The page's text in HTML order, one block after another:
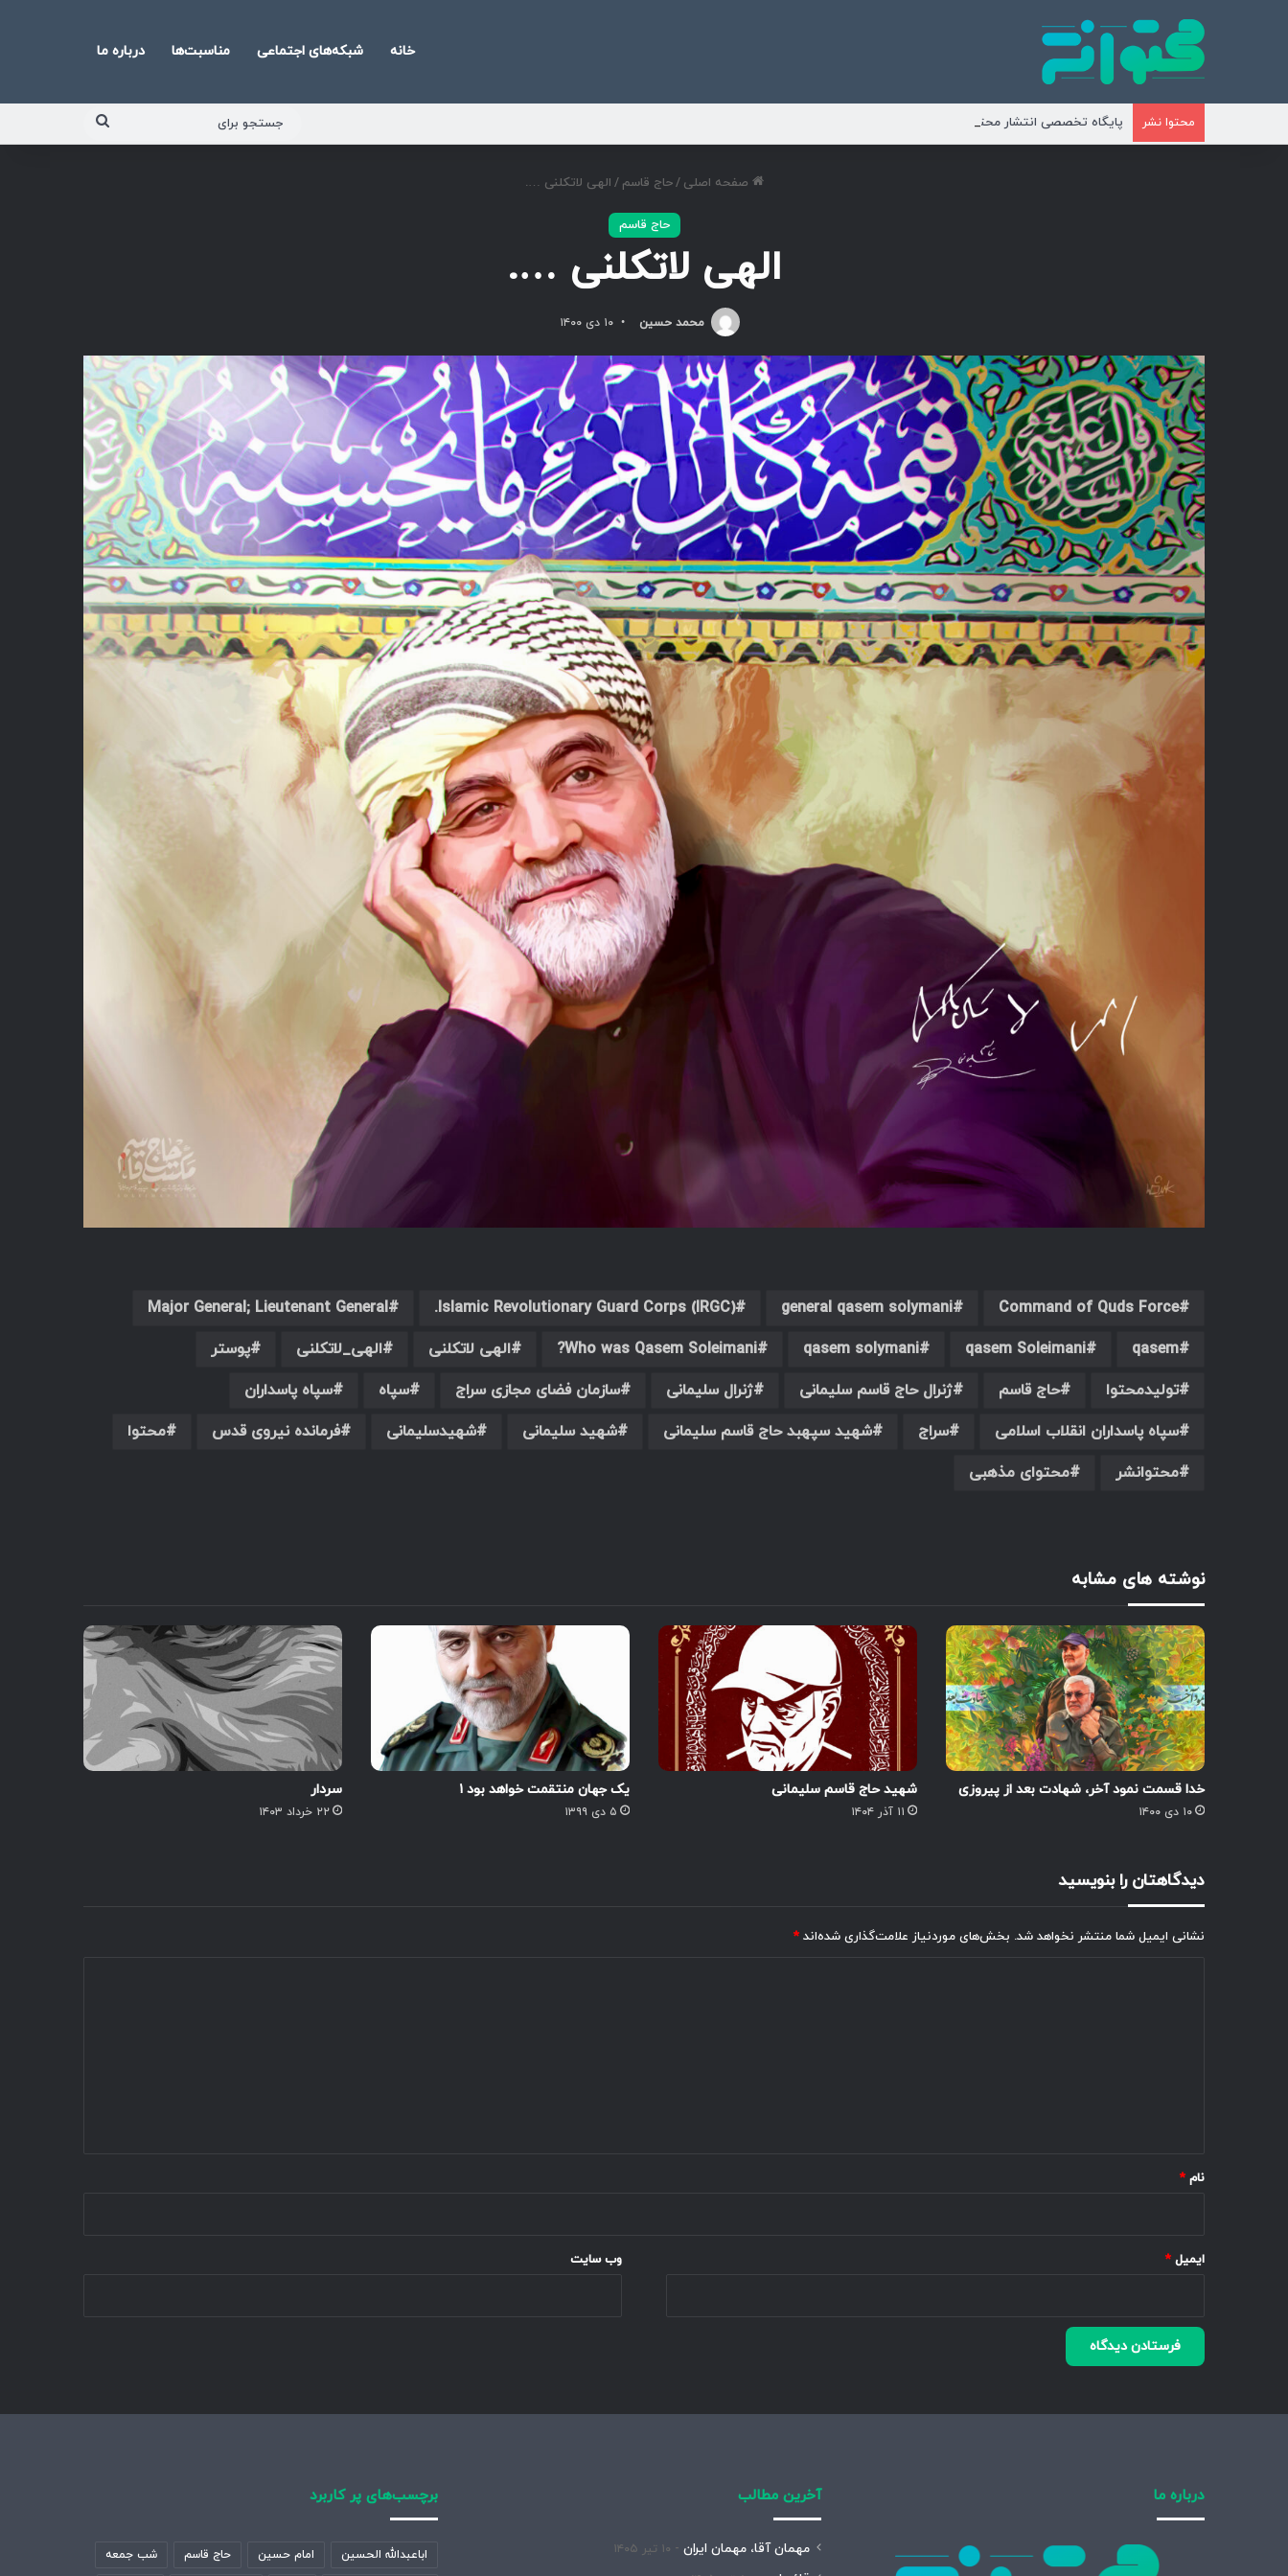
خانه شبکه‌های اجتماعی مناسبت‌ها درباره ما
محتوا نشر پایگاه تخصصی انتشار محتوای مناسبتی و موضوعی
صفحه اصلی /حاج قاسم / الهی لاتکلنی ….
حاج قاسم
الهی لاتکلنی ….
محمد حسین ۱۰ دی ۱۴۰۰
Command of Quds Force
general qasem solymani
Islamic Revolutionary Guard Corps (IRGC).
Major General; ‎Lieutenant General
qasem
qasem Soleimani
qasem solymani
Who was Qasem Soleimani? الهی لاتکلنی الهی_لاتکلنی
پوستر
تولیدمحتوا
حاج قاسم ژنرال حاج قاسم سلیمانی ژنرال سلیمانی سازمان فضای مجازی سراج سپاه
سپاه پاسداران
سپاه پاسداران انقلاب اسلامی
سراج شهید سپهبد حاج قاسم سلیمانی شهید سلیمانی شهیدسلیمانی فرمانده نیروی قدس
محتوا
محتوانشر
محتوای مذهبی
نوشته های مشابه
خدا قسمت نمود آخر، شهادت بعد از پیروزی
۱۰ دی ۱۴۰۰
شهید حاج قاسم سلیمانی
۱۱ آذر ۱۴۰۴
یک جهان منتقمت خواهد بود ۱
۵ دی ۱۳۹۹
سردار
۲۲ خرداد ۱۴۰۳
دیدگاهتان را بنویسید
نشانی ایمیل شما منتشر نخواهد شد. بخش‌های موردنیاز علامت‌گذاری شده‌اند *
نام *
ایمیل * وب‌ سایت
درباره ما آخرین مطالب
مهمان آقا، مهمان ایران ۱۰ تیر ۱۴۰۵
برچسب‌های پر کاربرد
اباعبدالله الحسین امام حسین حاج قاسم شب جمعه